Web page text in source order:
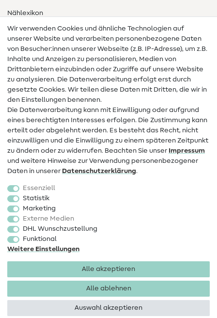
Nählexikon
Nähanleitungen
Hilfe & Kontakt
Kontakt
Infos zum Betreiberwechsel
Widerrufsrecht
Beliebt
Stoffe
Sale
Schnittmuster
Wir verwenden Cookies und ähnliche Technologien auf
unserer Website und verarbeiten personenbezogene Daten
von Besucher:innen unserer Webseite (z.B. IP-Adresse), um z.B.
Inhalte und Anzeigen zu personalisieren, Medien von
Drittanbietern einzubinden oder Zugriffe auf unsere Website
zu analysieren. Die Datenverarbeitung erfolgt erst durch
gesetzte Cookies. Wir teilen diese Daten mit Dritten, die wir in
den Einstellungen benennen.
Die Datenverarbeitung kann mit Einwilligung oder aufgrund
eines berechtigten Interesses erfolgen. Die Zustimmung kann
erteilt oder abgelehnt werden. Es besteht das Recht, nicht
einzuwilligen und die Einwilligung zu einem späteren Zeitpunkt
zu ändern oder zu widerrufen. Beachten Sie unser Impressum
und weitere Hinweise zur Verwendung personenbezogener
Daten in unserer Daten­schutz­erklärung.
Essenziell
Statistik
Marketing
Externe Medien
DHL Wunschzustellung
Funktional
Weitere Einstellungen
Alle akzeptieren
Alle ablehnen
Auswahl akzeptieren
Impressum Datenschutz
AGB
Copyright 2026 SewIY GmbH